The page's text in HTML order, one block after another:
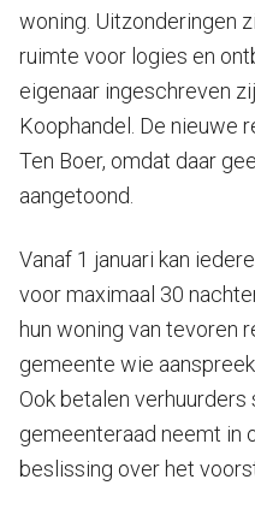
woning. Uitzonderingen
ruimte voor logies en
eigenaar ingeschreven
Koophandel. De nieuwe
Ten Boer, omdat daar
aangetoond.
Vanaf 1 januari kan
voor maximaal 30
hun woning van tevoren
gemeente wie
Ook betalen
gemeenteraad neemt in
beslissing over het